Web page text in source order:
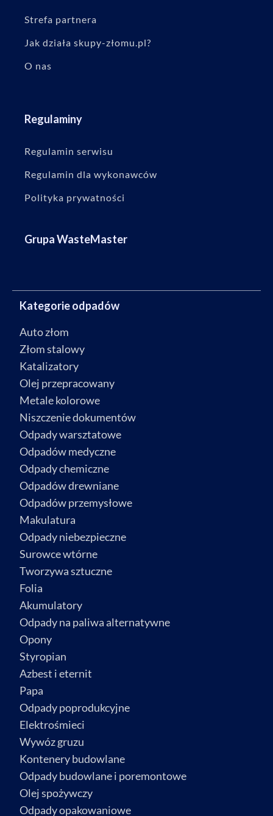
Strefa partnera
Jak działa skupy-złomu.pl?
O nas
Regulaminy
Regulamin serwisu
Regulamin dla wykonawców
Polityka prywatności
Grupa WasteMaster
Kategorie odpadów
Auto złom
Złom stalowy
Katalizatory
Olej przepracowany
Metale kolorowe
Niszczenie dokumentów
Odpady warsztatowe
Odpadów medyczne
Odpady chemiczne
Odpadów drewniane
Odpadów przemysłowe
Makulatura
Odpady niebezpieczne
Surowce wtórne
Tworzywa sztuczne
Folia
Akumulatory
Odpady na paliwa alternatywne
Opony
Styropian
Azbest i eternit
Papa
Odpady poprodukcyjne
Elektrośmieci
Wywóz gruzu
Kontenery budowlane
Odpady budowlane i poremontowe
Olej spożywczy
Odpady opakowaniowe